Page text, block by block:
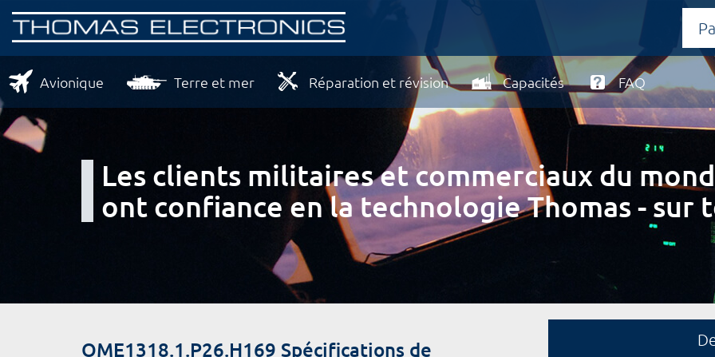
Avionique Terre et mer Réparation et révision Capacités FAQ
Les clients militaires et commerciaux du
ont confiance en la technologie Thomas - sur
OME1318.1.P26.H169 Spécifications de